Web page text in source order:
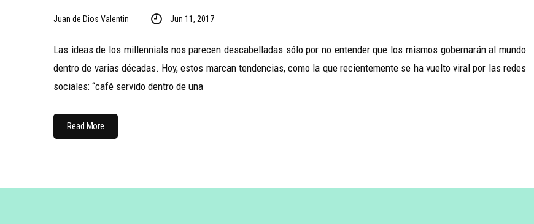
Juan de Dios Valentin Jun 11, 2017
Las ideas de los millennials nos parecen descabelladas sólo por no entender que los mismos gobernarán al mundo
dentro de varias décadas. Hoy, estos marcan tendencias, como la que recientemente se ha vuelto viral por las redes
sociales: “café servido dentro de una
Read More